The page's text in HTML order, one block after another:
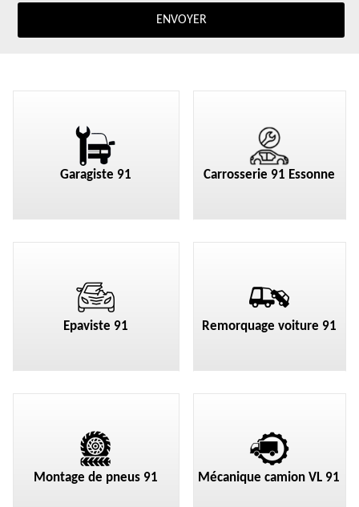
Garagiste 91 Carrosserie 91 Essonne
Epaviste 91 Remorquage voiture 91
Montage de pneus 91 Mécanique camion VL 91